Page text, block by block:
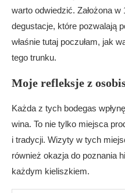
warto odwiedzić. Założona
degustacje, które pozwalają
właśnie tutaj poczułam, jak
tego trunku.
Moje refleksje z
Każda z tych bodegas
wina. To nie tylko miejsca
i tradycji. Wizyty w tych
również okazja do poznania
każdym kieliszkiem.